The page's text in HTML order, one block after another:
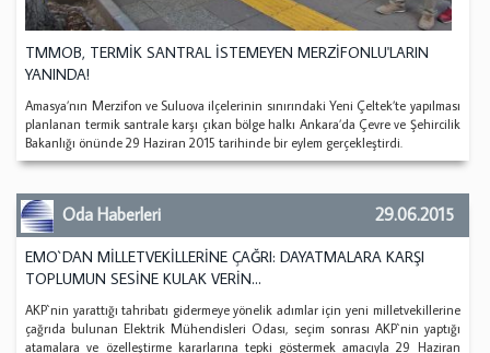
TMMOB, TERMİK SANTRAL İSTEMEYEN MERZİFONLU'LARIN
YANINDA!
Amasya’nın Merzifon ve Suluova ilçelerinin sınırındaki Yeni Çeltek’te yapılması
planlanan termik santrale karşı çıkan bölge halkı Ankara’da Çevre ve Şehircilik
Bakanlığı önünde 29 Haziran 2015 tarihinde bir eylem gerçekleştirdi.
Oda Haberleri 29.06.2015
EMO`DAN MİLLETVEKİLLERİNE ÇAĞRI: DAYATMALARA KARŞI
TOPLUMUN SESİNE KULAK VERİN…
AKP`nin yarattığı tahribatı gidermeye yönelik adımlar için yeni milletvekillerine
çağrıda bulunan Elektrik Mühendisleri Odası, seçim sonrası AKP`nin yaptığı
atamalara ve özelleştirme kararlarına tepki göstermek amacıyla 29 Haziran